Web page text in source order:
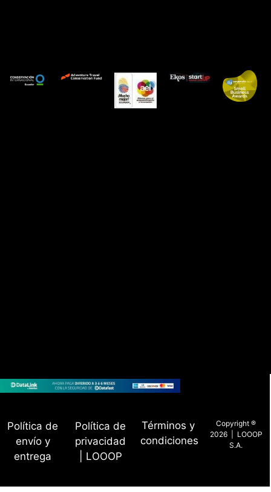
Política de
envío y
entrega
Política de
privacidad
| LOOOP
Términos y
condiciones
Copyright ®
2026 | LOOOP
S.A.